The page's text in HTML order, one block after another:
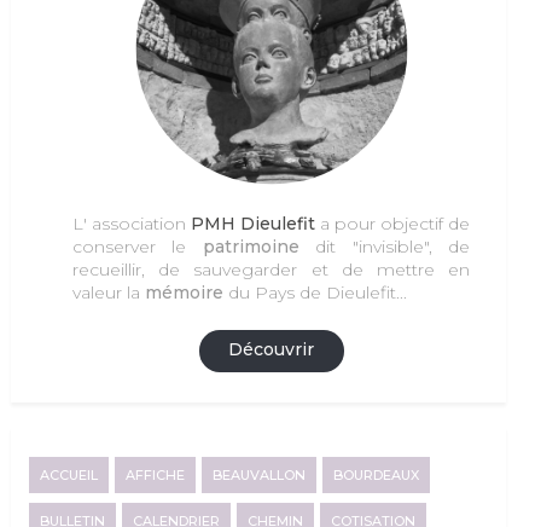
L' association PMH Dieulefit a pour objectif de
conserver le patrimoine dit "invisible", de
recueillir, de sauvegarder et de mettre en
valeur la mémoire du Pays de Dieulefit...
Découvrir
ACCUEIL AFFICHE BEAUVALLON BOURDEAUX
BULLETIN CALENDRIER CHEMIN COTISATION